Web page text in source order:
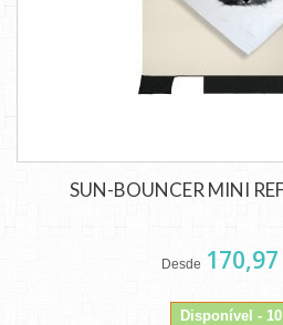
SUN-BOUNCER MINI
Desde
Disponível -